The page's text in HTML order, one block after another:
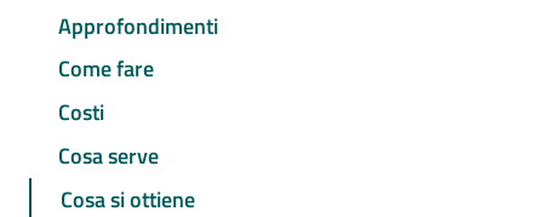
Approfondimenti
Come fare
Costi
Cosa serve
Cosa si ottiene